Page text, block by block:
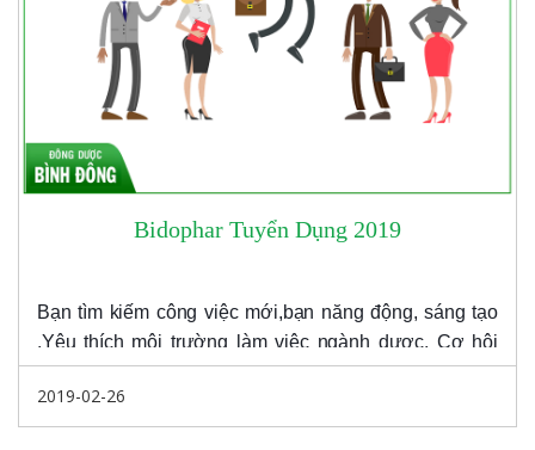
Bidophar Tuyển Dụng 2019
Bạn tìm kiếm công việc mới,bạn năng động, sáng tạo
.Yêu thích môi trường làm việc ngành dược. Cơ hội
lương bổng siêu hấp dẫn.
2019-02-26